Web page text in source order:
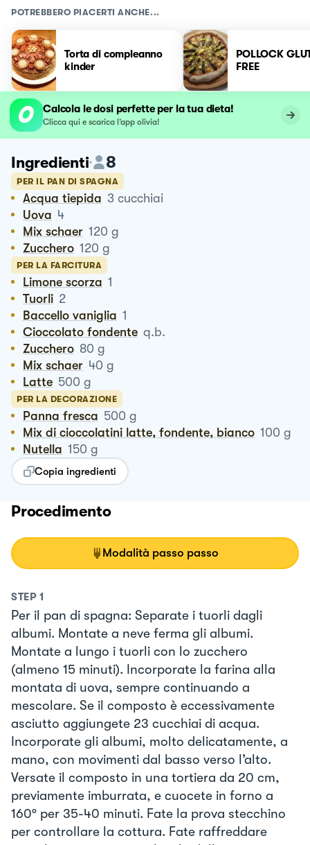
POTREBBERO PIACERTI ANCHE...
Torta di compleanno
kinder
POLLOCK
FREE
Calcola le dosi perfette per la tua dieta!
Clicca qui e scarica l’app olivia!
Ingredienti 8
PER IL PAN DI SPAGNA
Acqua tiepida 3 cucchiai
Uova 4
Mix schaer 120 g
Zucchero 120 g
PER LA FARCITURA
Limone scorza 1
Tuorli 2
Baccello vaniglia 1
Cioccolato fondente q.b.
Zucchero 80 g
Mix schaer 40 g
Latte 500 g
PER LA DECORAZIONE
Panna fresca 500 g
Mix di cioccolatini latte, fondente, bianco 100 g
Nutella 150 g
Copia ingredienti
Procedimento
Modalità passo passo
STEP 1
Per il pan di spagna: Separate i tuorli dagli
albumi. Montate a neve ferma gli albumi.
Montate a lungo i tuorli con lo zucchero
(almeno 15 minuti). Incorporate la farina alla
montata di uova, sempre continuando a
mescolare. Se il composto è eccessivamente
asciutto aggiungete 23 cucchiai di acqua.
Incorporate gli albumi, molto delicatamente, a
mano, con movimenti dal basso verso l’alto.
Versate il composto in una tortiera da 20 cm,
previamente imburrata, e cuocete in forno a
160° per 35-40 minuti. Fate la prova stecchino
per controllare la cottura. Fate raffreddare